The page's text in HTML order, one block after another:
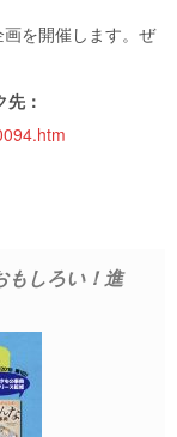
を開催します。ぜ
：
もしろい！進